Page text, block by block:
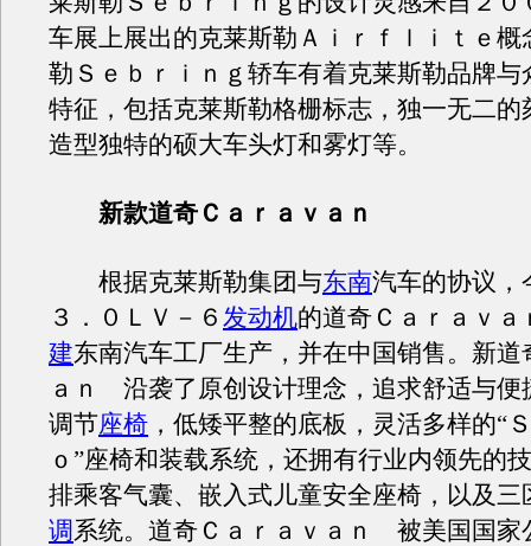
车展上展出的克莱斯勒Ａｉｒｆｌｉｔｅ概
勒Ｓｅｂｒｉｎｇ轿车有着克莱斯勒品牌与
特征，包括克莱斯勒格栅标志，独一无二的
造型独特的硕大车头灯和雾灯等。
新款道奇Ｃａｒａｖａｎ
根据克莱斯勒集团与东南汽车的协议，
３．０ＬＶ－６ 发动机的道奇Ｃａｒａｖ
建东南汽车工厂生产，并在中国销售。新道
ａｎ 沿袭了原创设计理念，追求舒适与便
调节座椅 ，低矮平整的底板，灵活多样的“
ｏ”座椅和装载系统，还拥有行业内领先的
排乘客气囊、嵌入式儿童安全座椅，以及三
调系统。道奇Ｃａｒａｖａｎ 被美国国家